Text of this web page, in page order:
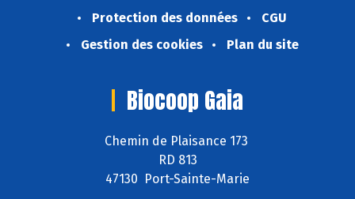
Protection des données
CGU
Gestion des cookies
Plan du site
Biocoop Gaia
Chemin de Plaisance 173
RD 813
47130 Port-Sainte-Marie